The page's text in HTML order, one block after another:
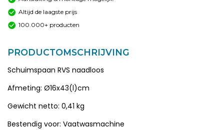
Altijd de laagste prijs
100.000+ producten
PRODUCTOMSCHRIJVING
Schuimspaan RVS naadloos
Afmeting: Ø16x43(l)cm
Gewicht netto: 0,41 kg
Bestendig voor: Vaatwasmachine